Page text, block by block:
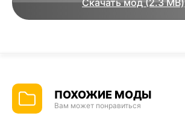
Скачать мод (2.3 MB)
ПОХОЖИЕ МОДЫ
Вам может понравиться